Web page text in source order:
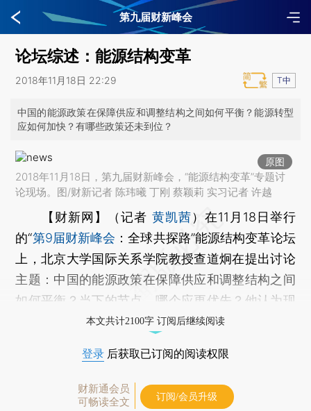
第九届财新峰会
论坛综述：能源结构变革
2018年11月18日 22:29 T中
中国的能源政策在保障供应和调整结构之间如何平衡？能源转型
应如何加快？有哪些政策还未到位？
原图
2018年11月18日，第九届财新峰会，“能源结构变革”专题讨
论现场。图/财新记者 陈玮曦 丁刚 蔡颖莉 实习记者 许越
【财新网】（记者 黄凯茜） 在11月18日举行
的“第9届财新峰会 ：全球共探路”能源结构变革论坛
上，北京大学国际关系学院教授查道炯在提出讨论
主题：中国的能源政策在保障供应和调整结构之间
如何平衡？当下的节点，哪个应更优先？他认为现
在需要往调结构转向，而不仅是为了满足供应。
中国经济整体从粗放型转向集约型发展的背景
奏，发展优质能源，降低高排放能源尤其是煤炭的
本文共计2100字 订阅后继续阅读
登录 后获取已订阅的阅读权限
财新通会员
可畅读全文
订阅/会员升级